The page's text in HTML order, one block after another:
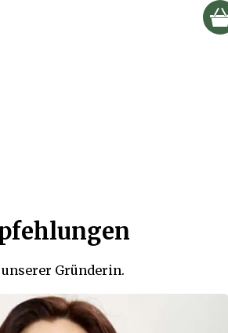
Gründerin.